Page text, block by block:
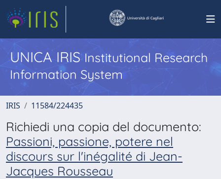
UNICA IRISInstitutional Research
Information System
IRIS 11584/224435
Richiedi una copia del documento:
Passioni, passione, potere nel
discours sur l'inégalité di Jean-
Jacques Rousseau